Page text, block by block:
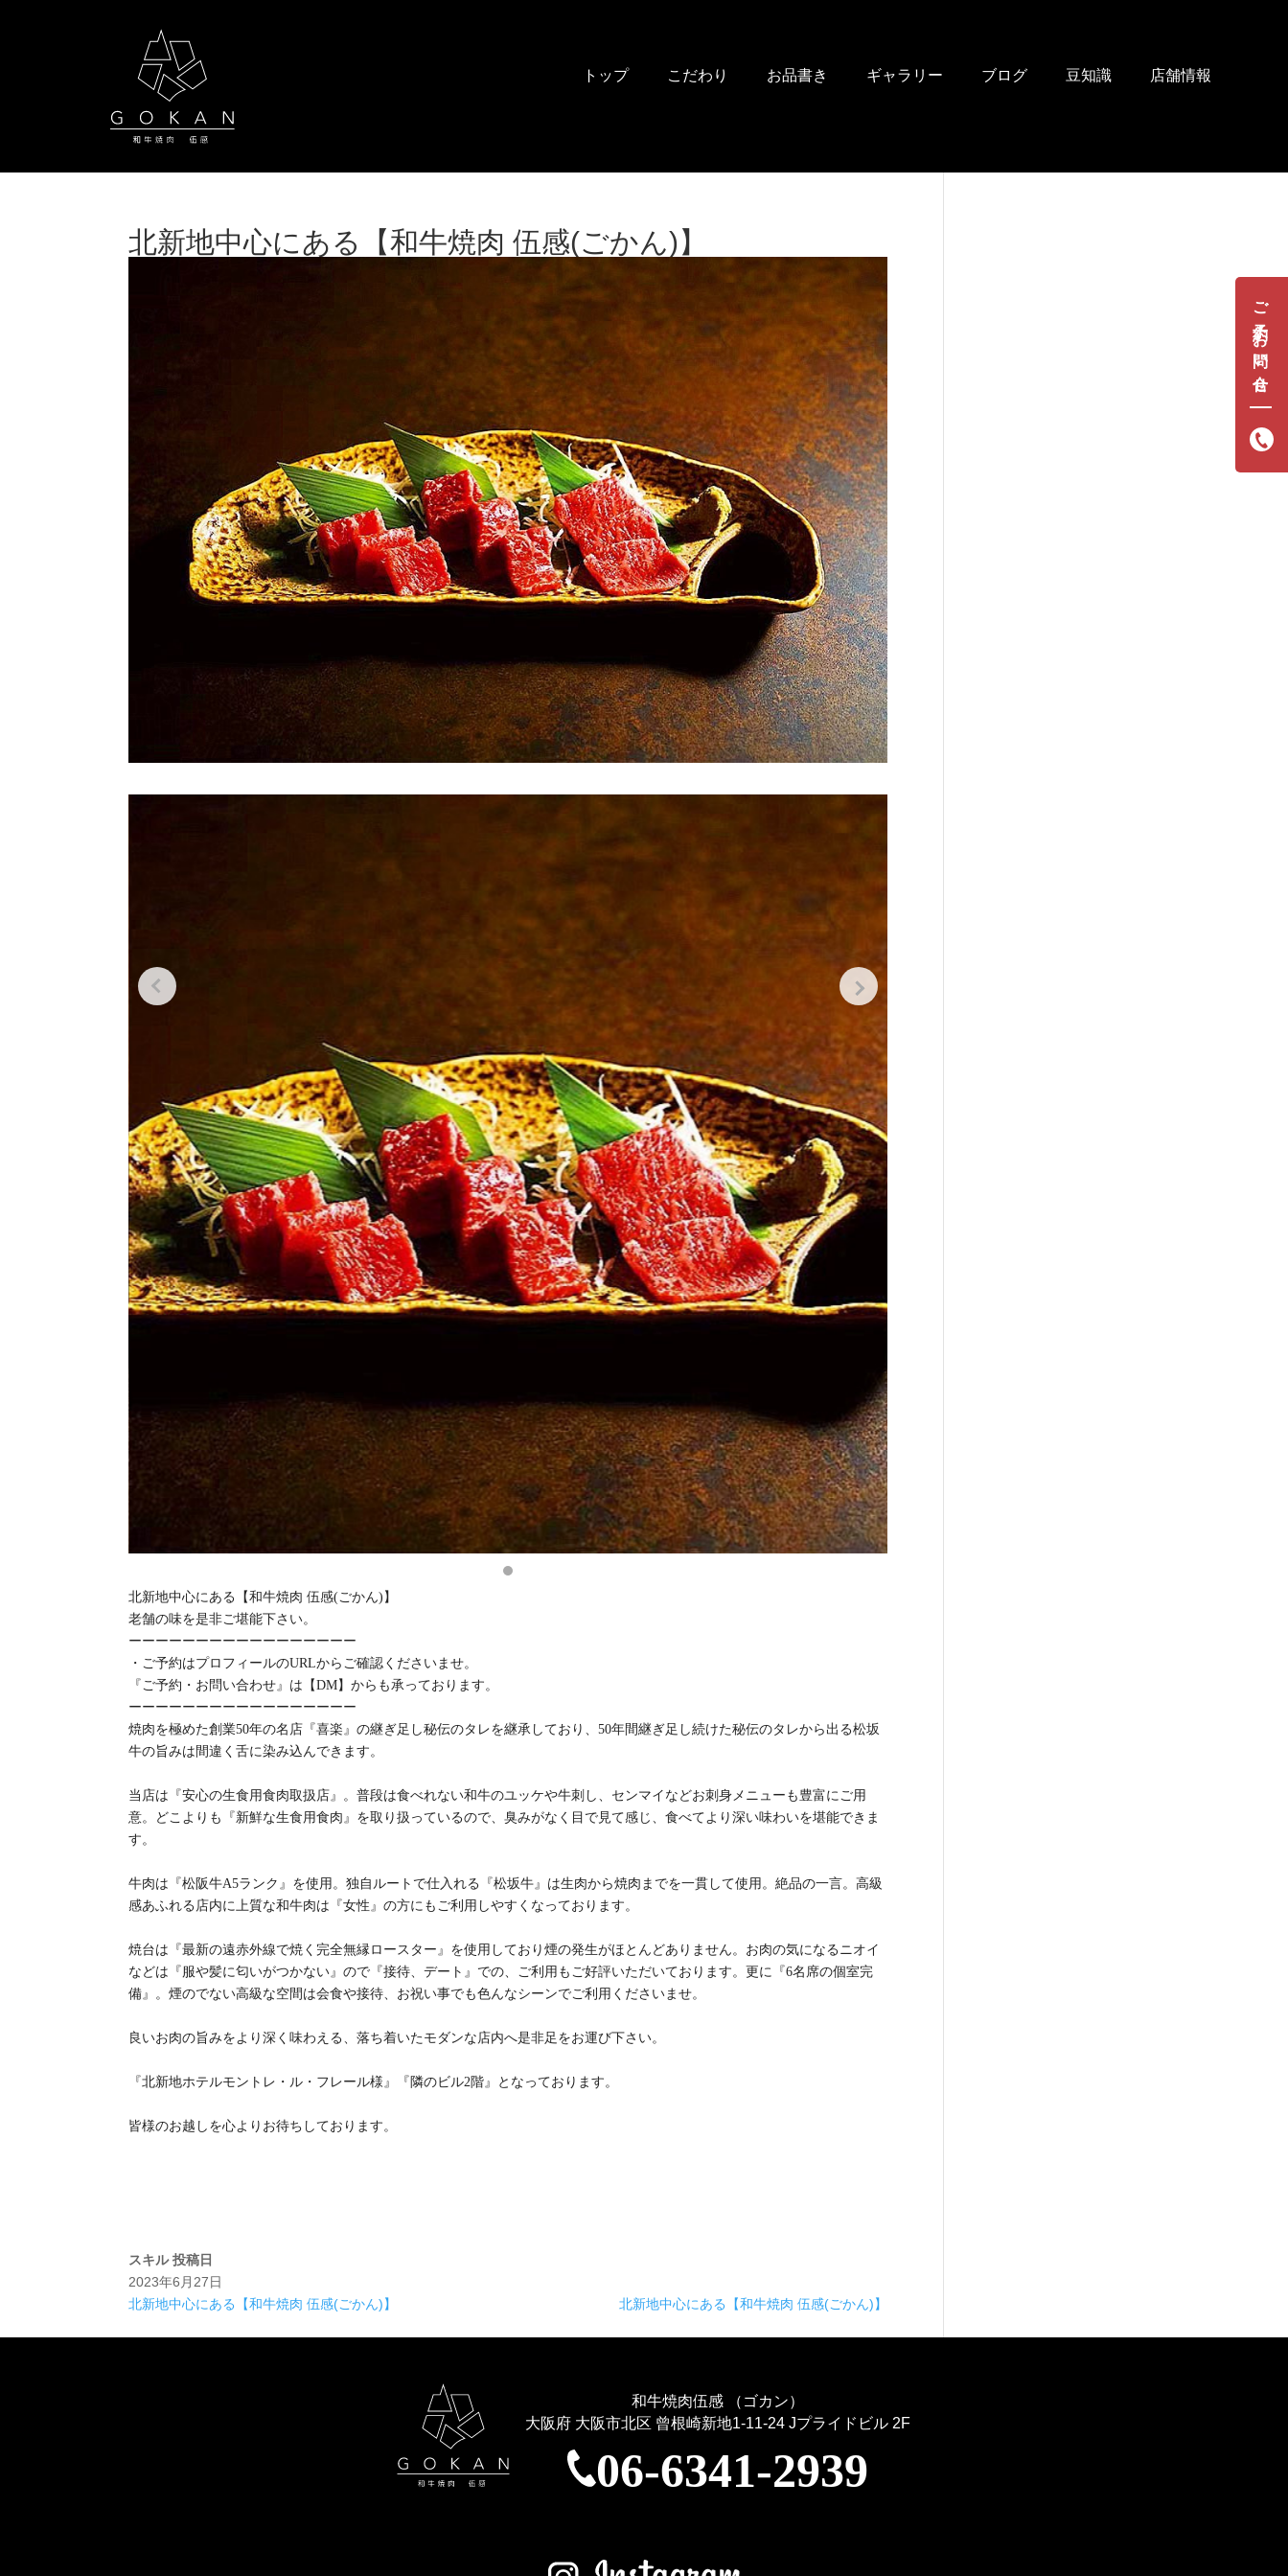
トップ こだわり お品書き ギャラリー ブログ 豆知識 店舗情報
ご予約・お問い合せ
北新地中心にある【和牛焼肉 伍感(ごかん)】
北新地中心にある【和牛焼肉 伍感(ごかん)】
老舗の味を是非ご堪能下さい。
ーーーーーーーーーーーーーーーーー
・ご予約はプロフィールのURLからご確認くださいませ。
『ご予約・お問い合わせ』は【DM】からも承っております。
ーーーーーーーーーーーーーーーーー
焼肉を極めた創業50年の名店『喜楽』の継ぎ足し秘伝のタレを継承しており、50年間継ぎ足し続けた秘伝のタレから出る松坂
牛の旨みは間違く舌に染み込んできます。
当店は『安心の生食用食肉取扱店』。普段は食べれない和牛のユッケや牛刺し、センマイなどお刺身メニューも豊富にご用
意。どこよりも『新鮮な生食用食肉』を取り扱っているので、臭みがなく目で見て感じ、食べてより深い味わいを堪能できま
す。
牛肉は『松阪牛A5ランク』を使用。独自ルートで仕入れる『松坂牛』は生肉から焼肉までを一貫して使用。絶品の一言。高級
感あふれる店内に上質な和牛肉は『女性』の方にもご利用しやすくなっております。
焼台は『最新の遠赤外線で焼く完全無縁ロースター』を使用しており煙の発生がほとんどありません。お肉の気になるニオイ
などは『服や髪に匂いがつかない』ので『接待、デート』での、ご利用もご好評いただいております。更に『6名席の個室完
備』。煙のでない高級な空間は会食や接待、お祝い事でも色んなシーンでご利用くださいませ。
良いお肉の旨みをより深く味わえる、落ち着いたモダンな店内へ是非足をお運び下さい。
『北新地ホテルモントレ・ル・フレール様』『隣のビル2階』となっております。
皆様のお越しを心よりお待ちしております。
スキル 投稿日
2023年6月27日
北新地中心にある【和牛焼肉 伍感(ごかん)】
北新地中心にある【和牛焼肉 伍感(ごかん)】
和牛焼肉伍感 （ゴカン）
大阪府 大阪市北区 曾根崎新地1-11-24Jプライドビル 2F
06-6341-2939